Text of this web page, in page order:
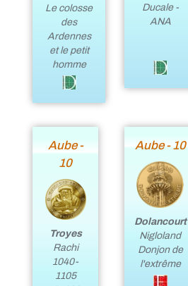
Le colosse
des
Ardennes
et le petit
homme
Ducale -
ANA
Aube -
10
Troyes
Rachi
1040-
1105
Aube - 10
Dolancourt
Nigloland
Donjon de
l'extrême